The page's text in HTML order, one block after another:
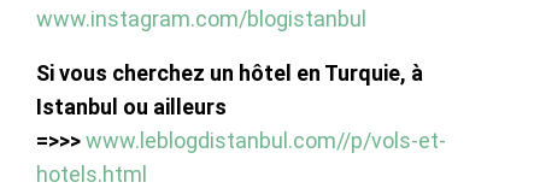
www.instagram.com/blogistanbul
Si vous cherchez un hôtel en Turquie, à
Istanbul ou ailleurs
=>>>www.leblogdistanbul.com//p/vols-et-
hotels.html